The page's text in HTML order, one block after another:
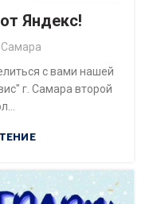
Яндекс!
с вами нашей
г. Самара второй